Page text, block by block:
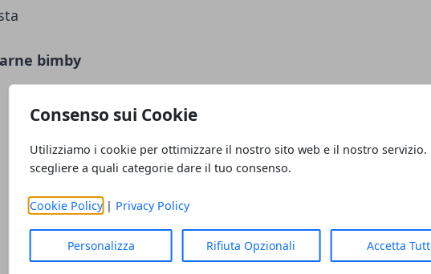
Consenso sui Cookie
Utilizziamo i cookie per ottimizzare il nostro sito web e il nostro servizio.
scegliere a quali categorie dare il tuo consenso.
Cookie Policy| Privacy Policy
Personalizza Rifiuta Opzionali Accetta
bimby